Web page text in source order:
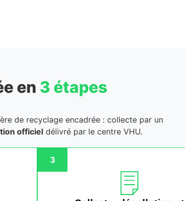
en 3 étapes
de recyclage encadrée : collecte par un
officieldélivré par le centre VHU.
3